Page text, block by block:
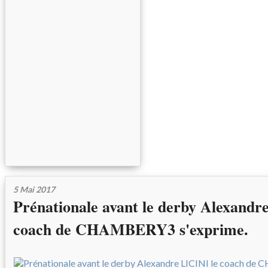
5 Mai 2017
Prénationale avant le derby
coach de CHAMBERY3 s'exprime.